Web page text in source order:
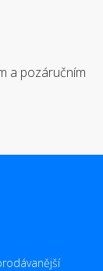
a pozáručním